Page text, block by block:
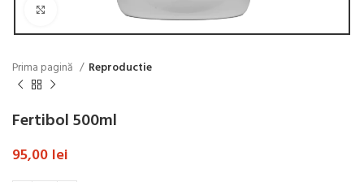
Click to enlarge
Prima pagină Reproductie
Fertibol 500ml
95,00 lei